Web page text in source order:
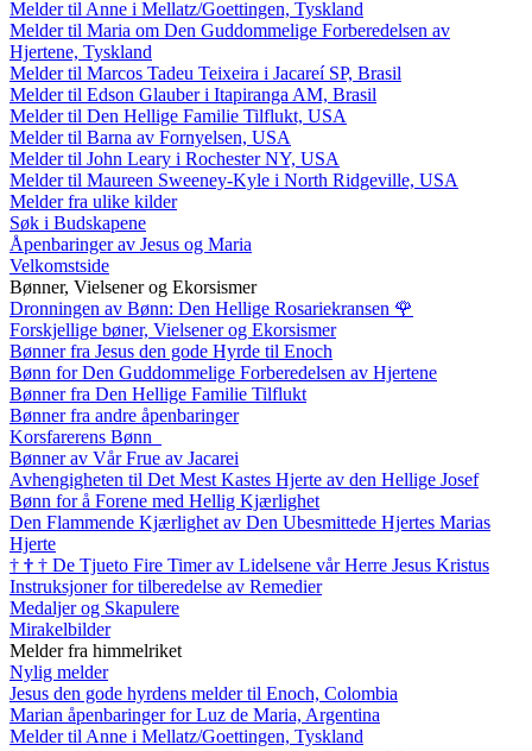
Melder til Anne i Mellatz/Goettingen, Tyskland
Melder til Maria om Den Guddommelige Forberedelsen av
Hjertene, Tyskland
Melder til Marcos Tadeu Teixeira i Jacareí SP, Brasil
Melder til Edson Glauber i Itapiranga AM, Brasil
Melder til Den Hellige Familie Tilflukt, USA
Melder til Barna av Fornyelsen, USA
Melder til John Leary i Rochester NY, USA
Melder til Maureen Sweeney-Kyle i North Ridgeville, USA
Melder fra ulike kilder
Søk i Budskapene
Åpenbaringer av Jesus og Maria
Velkomstside
Bønner, Vielsener og Ekorsismer
Dronningen av Bønn: Den Hellige Rosariekransen 🌹
Forskjellige bøner, Vielsener og Ekorsismer
Bønner fra Jesus den gode Hyrde til Enoch
Bønn for Den Guddommelige Forberedelsen av Hjertene
Bønner fra Den Hellige Familie Tilflukt
Bønner fra andre åpenbaringer
Korsfarerens Bønn
Bønner av Vår Frue av Jacarei
Avhengigheten til Det Mest Kastes Hjerte av den Hellige Josef
Bønn for å Forene med Hellig Kjærlighet
Den Flammende Kjærlighet av Den Ubesmittede Hjertes Marias
Hjerte
† † † De Tjueto Fire Timer av Lidelsene vår Herre Jesus Kristus
Instruksjoner for tilberedelse av Remedier
Medaljer og Skapulere
Mirakelbilder
Melder fra himmelriket
Nylig melder
Jesus den gode hyrdens melder til Enoch, Colombia
Marian åpenbaringer for Luz de Maria, Argentina
Melder til Anne i Mellatz/Goettingen, Tyskland